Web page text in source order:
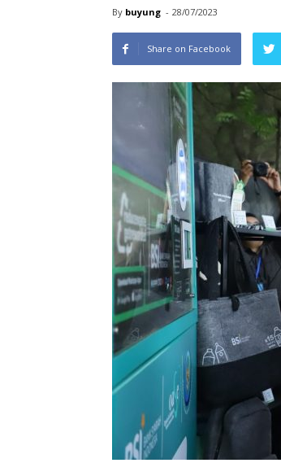
By buyung - 28/07/2023
Share on Facebook